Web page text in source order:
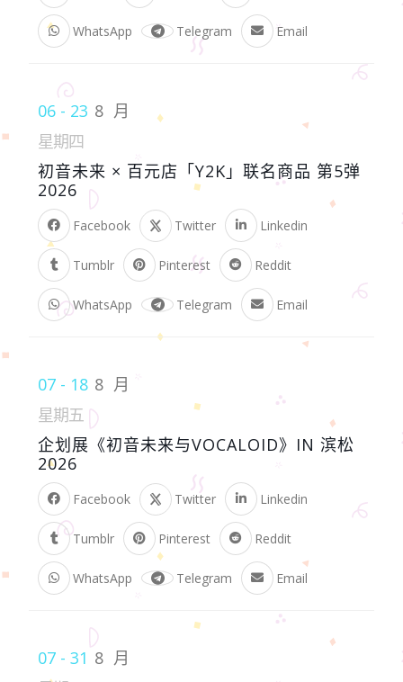
WhatsApp Telegram Email
06 - 23 8 月
星期四
初音未来 × 百元店「Y2K」联名商品 第5弹
2026
Facebook Twitter Linkedin
Tumblr Pinterest Reddit
WhatsApp Telegram Email
07 - 18 8 月
星期五
企划展《初音未来与VOCALOID》IN 滨松
2026
Facebook Twitter Linkedin
Tumblr Pinterest Reddit
WhatsApp Telegram Email
07 - 31 8 月